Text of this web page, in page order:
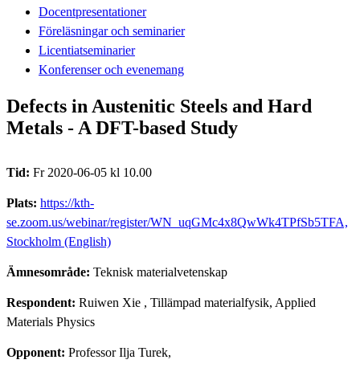
Docentpresentationer
Föreläsningar och seminarier
Licentiatseminarier
Konferenser och evenemang
Defects in Austenitic Steels and Hard
Metals - A DFT-based Study
Tid: Fr 2020-06-05 kl 10.00
Plats: https://kth-
se.zoom.us/webinar/register/WN_uqGMc4x8QwWk4TPfSb5TFA,
Stockholm (English)
Ämnesområde: Teknisk materialvetenskap
Respondent: Ruiwen Xie , Tillämpad materialfysik, Applied
Materials Physics
Opponent: Professor Ilja Turek,